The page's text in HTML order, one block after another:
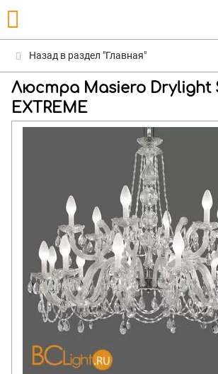
Назад в раздел "Главная"
Люстра Masiero Drylight
EXTREME